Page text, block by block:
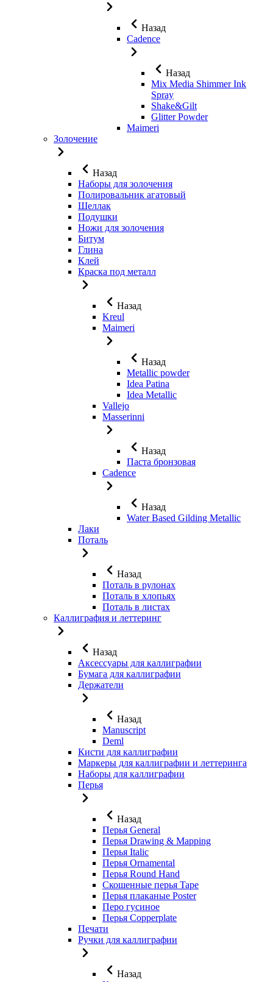
Назад
Cadence
Назад
Mix Media Shimmer Ink
Spray
Shake&Gilt
Glitter Powder
Maimeri
Золочение
Назад
Наборы для золочения
Полировальник агатовый
Шеллак
Подушки
Ножи для золочения
Битум
Глина
Клей
Краска под металл
Назад
Kreul
Maimeri
Назад
Metallic powder
Idea Patina
Idea Metallic
Vallejo
Masserinni
Назад
Паста бронзовая
Cadence
Назад
Water Based Gilding Metallic
Лаки
Поталь
Назад
Поталь в рулонах
Поталь в хлопьях
Поталь в листах
Каллиграфия и леттеринг
Назад
Аксессуары для каллиграфии
Бумага для каллиграфии
Держатели
Назад
Manuscript
Deml
Кисти для каллиграфии
Маркеры для каллиграфии и леттеринга
Наборы для каллиграфии
Перья
Назад
Перья General
Перья Drawing & Mapping
Перья Italic
Перья Ornamental
Перья Round Hand
Скошенные перья Tape
Перья плаканые Poster
Перо гусиное
Перья Copperplate
Печати
Ручки для каллиграфии
Назад